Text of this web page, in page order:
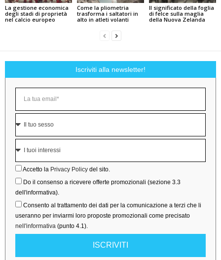
La gestione economica
degli stadi di proprietà
nel calcio europeo
Come la pliometria
trasforma i saltatori in
alto in atleti volanti
Il significato della foglia
di felce sulla maglia
della Nuova Zelanda
Iscriviti alla newsletter!
Accetto la Privacy Policy del sito.
Do il consenso a ricevere offerte promozionali (sezione 3.3
dell'informativa).
Consento al trattamento dei dati per la comunicazione a terzi che li
useranno per inviarmi loro proposte promozionali come precisato
nell'informativa (punto 4.1).
ISCRIVITI